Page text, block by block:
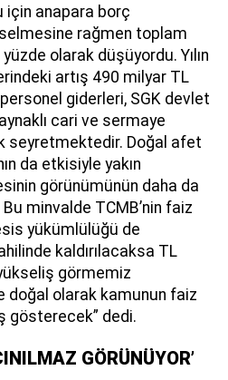
için anapara borç
rağmen toplam
olarak düşüyordu. Yılın
artış 490 milyar TL
giderleri, SGK devlet
cari ve sermaye
seyretmektedir. Doğal afet
da etkisiyle yakın
görünümünün daha da
Bu minvalde TCMB’nin faiz
yükümlülüğü de
kaldırılacaksa TL
görmemiz
doğal olarak kamunun faiz
gösterecek” dedi.
GÖRÜNÜYOR’